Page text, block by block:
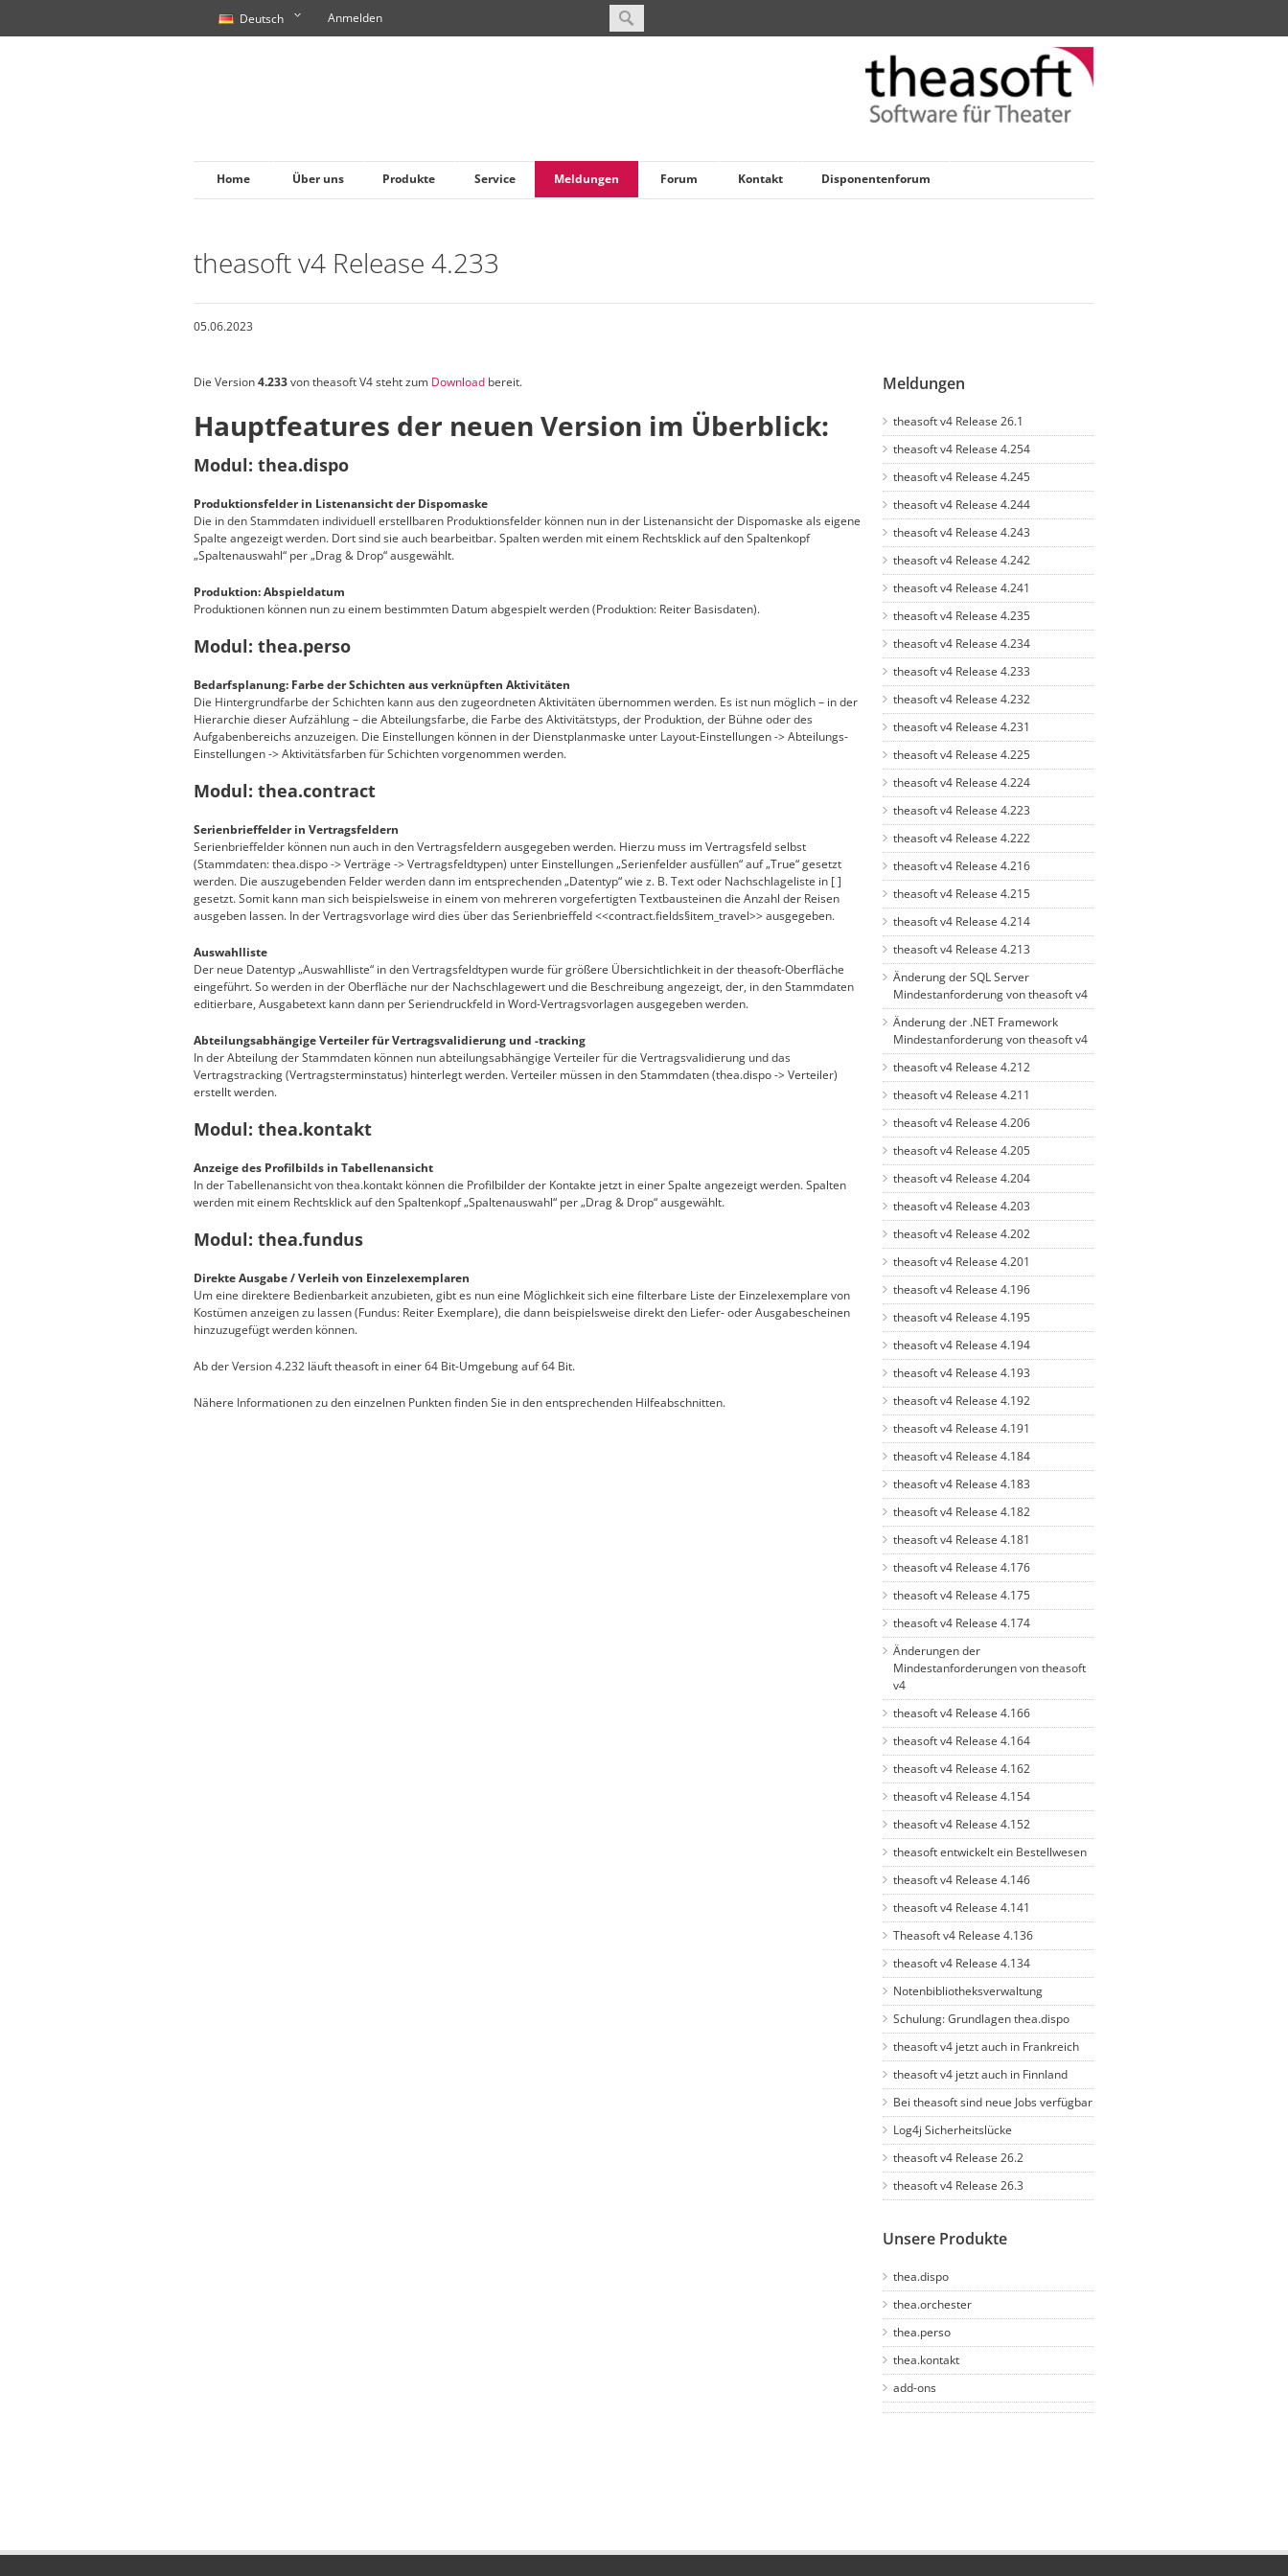
Deutsch Anmelden
Home Über uns Produkte Service Meldungen Forum Kontakt Disponentenforum
theasoft v4 Release 4.233
05.06.2023
Die Version4.233von theasoft V4 steht zum Download bereit.
Hauptfeatures der neuen Version im Überblick:
Modul: thea.dispo
Produktionsfelder in Listenansicht der Dispomaske
Die in den Stammdaten individuell erstellbaren Produktionsfelder können nun in der Listenansicht der Dispomaske als eigene
Spalte angezeigt werden. Dort sind sie auch bearbeitbar. Spalten werden mit einem Rechtsklick auf den Spaltenkopf
„Spaltenauswahl“ per „Drag & Drop“ ausgewählt.
Produktion: Abspieldatum
Produktionen können nun zu einem bestimmten Datum abgespielt werden (Produktion: Reiter Basisdaten).
Modul: thea.perso
Bedarfsplanung: Farbe der Schichten aus verknüpften Aktivitäten
Die Hintergrundfarbe der Schichten kann aus den zugeordneten Aktivitäten übernommen werden. Es ist nun möglich – in der
Hierarchie dieser Aufzählung – die Abteilungsfarbe, die Farbe des Aktivitätstyps, der Produktion, der Bühne oder des
Aufgabenbereichs anzuzeigen. Die Einstellungen können in der Dienstplanmaske unter Layout-Einstellungen -> Abteilungs-
Einstellungen -> Aktivitätsfarben für Schichten vorgenommen werden.
Modul: thea.contract
Serienbrieffelder in Vertragsfeldern
Serienbrieffelder können nun auch in den Vertragsfeldern ausgegeben werden. Hierzu muss im Vertragsfeld selbst
(Stammdaten: thea.dispo -> Verträge -> Vertragsfeldtypen) unter Einstellungen „Serienfelder ausfüllen“ auf „True“ gesetzt
werden. Die auszugebenden Felder werden dann im entsprechenden „Datentyp“ wie z. B. Text oder Nachschlageliste in [ ]
gesetzt. Somit kann man sich beispielsweise in einem von mehreren vorgefertigten Textbausteinen die Anzahl der Reisen
ausgeben lassen. In der Vertragsvorlage wird dies über das Serienbrieffeld <<contract.fields§item_travel>> ausgegeben.
Auswahlliste
Der neue Datentyp „Auswahlliste“ in den Vertragsfeldtypen wurde für größere Übersichtlichkeit in der theasoft-Oberfläche
eingeführt. So werden in der Oberfläche nur der Nachschlagewert und die Beschreibung angezeigt, der, in den Stammdaten
editierbare, Ausgabetext kann dann per Seriendruckfeld in Word-Vertragsvorlagen ausgegeben werden.
Abteilungsabhängige Verteiler für Vertragsvalidierung und -tracking
In der Abteilung der Stammdaten können nun abteilungsabhängige Verteiler für die Vertragsvalidierung und das
Vertragstracking (Vertragsterminstatus) hinterlegt werden. Verteiler müssen in den Stammdaten (thea.dispo -> Verteiler)
erstellt werden.
Modul: thea.kontakt
Anzeige des Profilbilds in Tabellenansicht
In der Tabellenansicht von thea.kontakt können die Profilbilder der Kontakte jetzt in einer Spalte angezeigt werden. Spalten
werden mit einem Rechtsklick auf den Spaltenkopf „Spaltenauswahl“ per „Drag & Drop“ ausgewählt.
Modul: thea.fundus
Direkte Ausgabe / Verleih von Einzelexemplaren
Um eine direktere Bedienbarkeit anzubieten, gibt es nun eine Möglichkeit sich eine filterbare Liste der Einzelexemplare von
Kostümen anzeigen zu lassen (Fundus: Reiter Exemplare), die dann beispielsweise direkt den Liefer- oder Ausgabescheinen
hinzuzugefügt werden können.
Ab der Version 4.232 läuft theasoft in einer 64 Bit-Umgebung auf 64 Bit.
Nähere Informationen zu den einzelnen Punkten finden Sie in den entsprechenden Hilfeabschnitten.
Meldungen
theasoft v4 Release 26.1
theasoft v4 Release 4.254
theasoft v4 Release 4.245
theasoft v4 Release 4.244
theasoft v4 Release 4.243
theasoft v4 Release 4.242
theasoft v4 Release 4.241
theasoft v4 Release 4.235
theasoft v4 Release 4.234
theasoft v4 Release 4.233
theasoft v4 Release 4.232
theasoft v4 Release 4.231
theasoft v4 Release 4.225
theasoft v4 Release 4.224
theasoft v4 Release 4.223
theasoft v4 Release 4.222
theasoft v4 Release 4.216
theasoft v4 Release 4.215
theasoft v4 Release 4.214
theasoft v4 Release 4.213
Änderung der SQL Server
Mindestanforderung von theasoft v4
Änderung der .NET Framework
Mindestanforderung von theasoft v4
theasoft v4 Release 4.212
theasoft v4 Release 4.211
theasoft v4 Release 4.206
theasoft v4 Release 4.205
theasoft v4 Release 4.204
theasoft v4 Release 4.203
theasoft v4 Release 4.202
theasoft v4 Release 4.201
theasoft v4 Release 4.196
theasoft v4 Release 4.195
theasoft v4 Release 4.194
theasoft v4 Release 4.193
theasoft v4 Release 4.192
theasoft v4 Release 4.191
theasoft v4 Release 4.184
theasoft v4 Release 4.183
theasoft v4 Release 4.182
theasoft v4 Release 4.181
theasoft v4 Release 4.176
theasoft v4 Release 4.175
theasoft v4 Release 4.174
Änderungen der
Mindestanforderungen von theasoft
v4
theasoft v4 Release 4.166
theasoft v4 Release 4.164
theasoft v4 Release 4.162
theasoft v4 Release 4.154
theasoft v4 Release 4.152
theasoft entwickelt ein Bestellwesen
theasoft v4 Release 4.146
theasoft v4 Release 4.141
Theasoft v4 Release 4.136
theasoft v4 Release 4.134
Notenbibliotheksverwaltung
Schulung: Grundlagen thea.dispo
theasoft v4 jetzt auch in Frankreich
theasoft v4 jetzt auch in Finnland
Bei theasoft sind neue Jobs verfügbar
Log4j Sicherheitslücke
theasoft v4 Release 26.2
theasoft v4 Release 26.3
Unsere Produkte
thea.dispo
thea.orchester
thea.perso
thea.kontakt
add-ons